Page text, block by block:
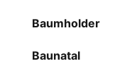
Baumholder
Baunatal